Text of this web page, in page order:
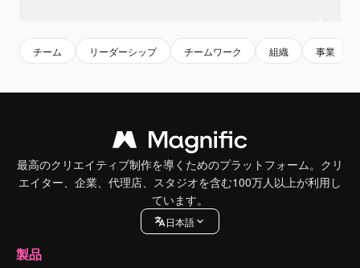
チーム リーダーシップ チームワーク 組織 事業
最高のクリエイティブ制作を導くためのプラットフォーム。クリ
エイター、企業、代理店、スタジオを含む100万人以上が利用し
ています。
日本語
製品